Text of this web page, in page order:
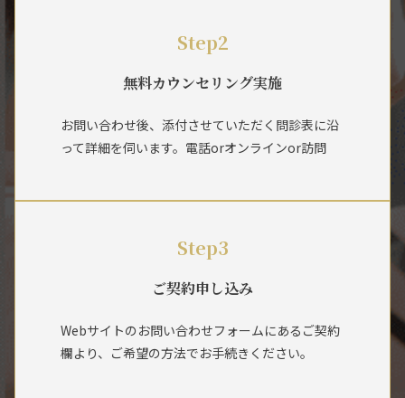
Step2
無料カウンセリング実施
お問い合わせ後、添付させていただく問診表に沿
って詳細を伺います。電話orオンラインor訪問
Step3
ご契約申し込み
Webサイトのお問い合わせフォームにあるご契約
欄より、ご希望の方法でお手続きください。